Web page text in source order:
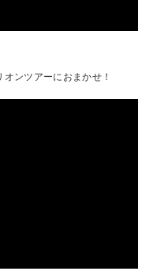
ンツアーにおまかせ！